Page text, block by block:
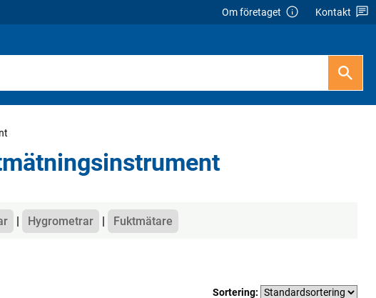
Om företaget Kontakt
Hygrometrar Fuktmätare
Sortering: